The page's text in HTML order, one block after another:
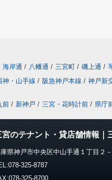
海岸通 / 八幡通 / 三宮町 / 磯上通 /
神・山手線 / 阪急神戸本線 / 神戸新
前 / 新神戸 / 三宮・花時計前 / 県庁
宮のテナント・貸店舗情報｜
県神戸市中央区中山手通１丁目２
325-8787
325-8700